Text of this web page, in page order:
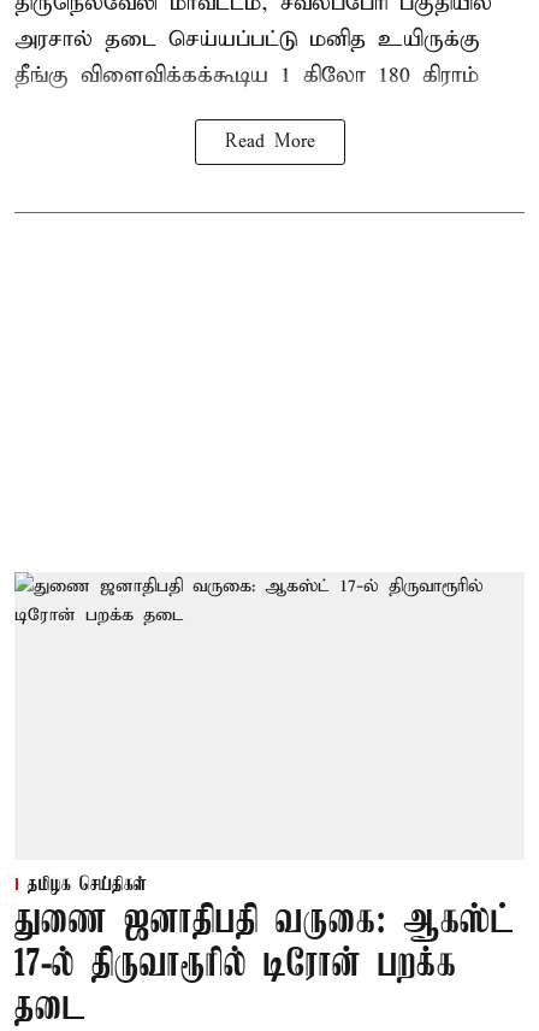
அரசால் தடை செய்யப்பட்டு மனித உயிருக்கு
தீங்கு விளைவிக்கக்கூடிய 1 கிலோ 180 கிராம்
Read More
தமிழக செய்திகள்
துணை ஜனாதிபதி வருகை: ஆகஸ்ட்
17-ல் திருவாரூரில் டிரோன் பறக்க
தடை